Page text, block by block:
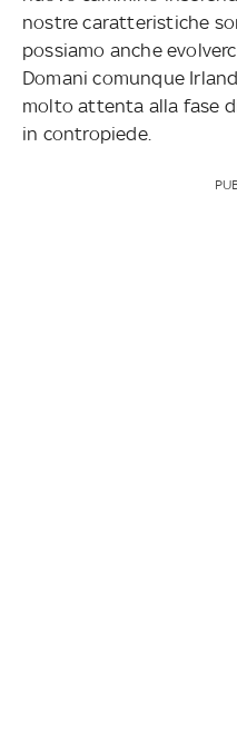
nostre caratteristiche
possiamo anche
Domani comunque
molto attenta alla fase
in contropiede.